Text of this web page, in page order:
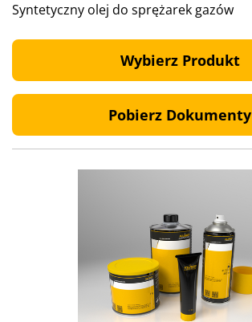
Syntetyczny olej do sprężarek gazów
Wybierz Produkt
Pobierz Dokumenty